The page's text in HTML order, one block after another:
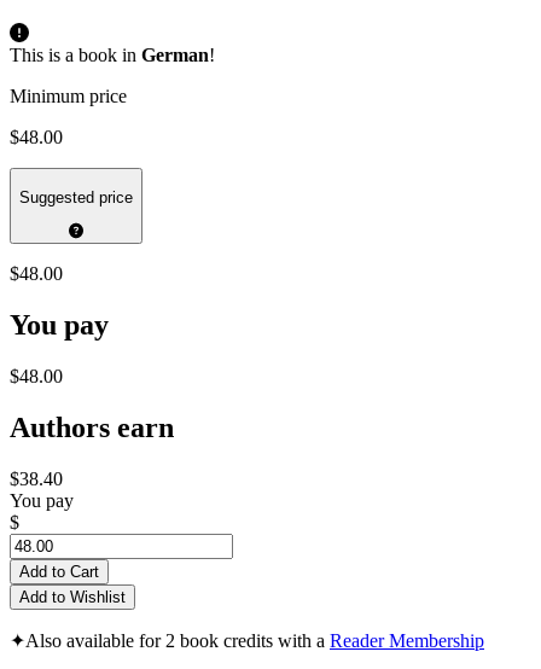
This is a book in German!
Minimum price
$48.00
Suggested price
$48.00
You pay
$48.00
Authors earn
$38.40
You pay
$
Add to Cart
Add to Wishlist
✦Also available for 2 book credits with a Reader Membership